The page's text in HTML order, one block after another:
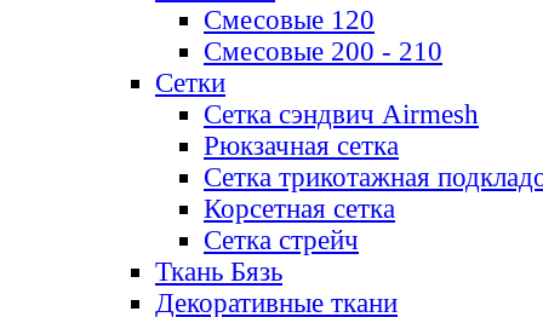
Смесовые 120
Смесовые 200 - 210
Сетки
Сетка сэндвич Airmesh
Рюкзачная сетка
Сетка трикотажная
Корсетная сетка
Сетка стрейч
Ткань Бязь
Декоративные ткани